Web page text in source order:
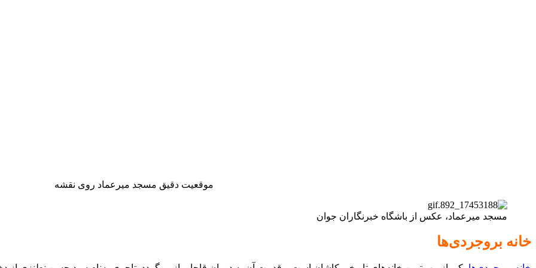
موقعیت دقیق مسجد میرعماد روی نقشه
مسجد میرعماد، عکس از باشگاه خبرنگاران جوان
خانه بروجردی‌‌ها